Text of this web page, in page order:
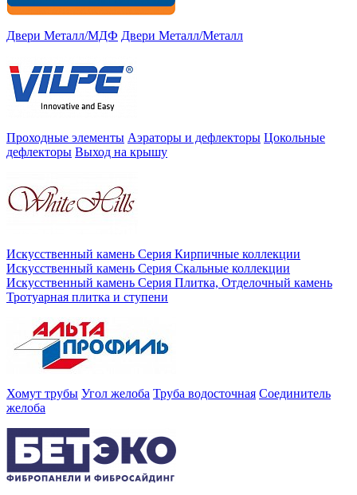
Двери Металл/МДФ Двери Металл/Металл
Проходные элементы Аэраторы и дефлекторы Цокольные
дефлекторы Выход на крышу
Искусственный камень Серия Кирпичные коллекции
Искусственный камень Серия Скальные коллекции
Искусственный камень Серия Плитка, Отделочный камень
Тротуарная плитка и ступени
Хомут трубы Угол желоба Труба водосточная Соединитель
желоба